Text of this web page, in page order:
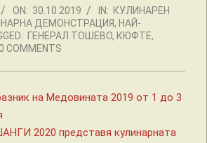
ON: 30.10.2019 IN: КУЛИНАРЕН
ДЕМОНСТРАЦИЯ, НАЙ-
ГЕНЕРАЛ ТОШЕВО, КЮФТЕ,
COMMENTS
на Медовината 2019 от 1 до 3
2020 представя кулинарната